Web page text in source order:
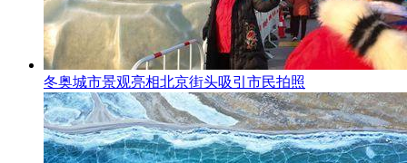
冬奥城市景观亮相北京街头吸引市民拍照